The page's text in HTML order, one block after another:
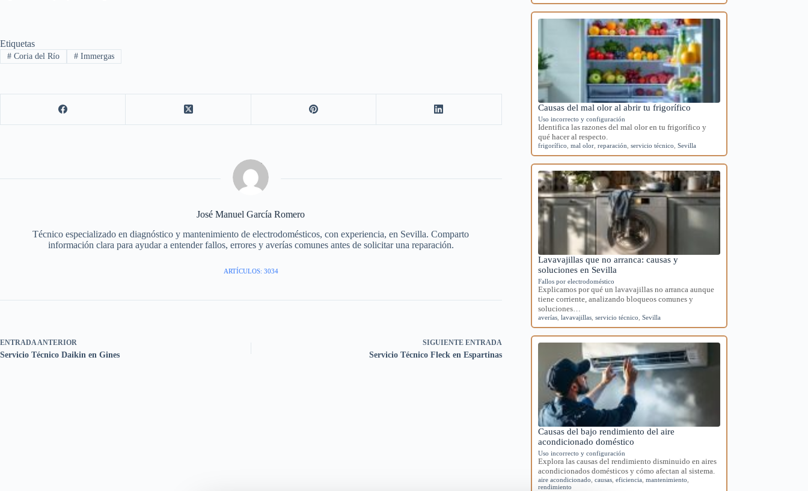
Etiquetas
#Coria del Río #Immergas
José Manuel García Romero
Técnico especializado en diagnóstico y mantenimiento de electrodomésticos, con experiencia, en Sevilla. Comparto
información clara para ayudar a entender fallos, errores y averías comunes antes de solicitar una reparación.
ARTÍCULOS: 3034
ENTRADA ANTERIOR
Servicio Técnico Daikin en Gines
SIGUIENTE ENTRADA
Servicio Técnico Fleck en Espartinas
Causas del mal olor al abrir tu frigorífico
Uso incorrecto y configuración
Identifica las razones del mal olor en tu frigorífico y
qué hacer al respecto.
frigorífico ,mal olor ,reparación ,servicio técnico ,Sevilla
Lavavajillas que no arranca: causas y
soluciones en Sevilla
Fallos por electrodoméstico
Explicamos por qué un lavavajillas no arranca aunque
tiene corriente, analizando bloqueos comunes y
soluciones…
averías ,lavavajillas ,servicio técnico ,Sevilla
Causas del bajo rendimiento del aire
acondicionado doméstico
Uso incorrecto y configuración
Explora las causas del rendimiento disminuido en aires
acondicionados domésticos y cómo afectan al sistema.
aire acondicionado ,causas ,eficiencia ,mantenimiento
rendimiento